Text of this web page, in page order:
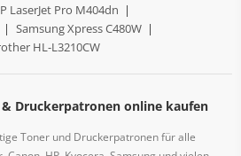
LaserJet Pro M404dn |
| Samsung Xpress C480W |
HL-L3210CW
& Druckerpatronen online kaufen
Toner und Druckerpatronen für alle